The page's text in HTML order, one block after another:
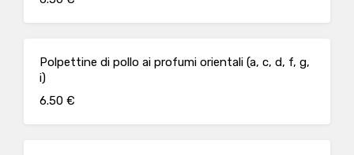
Polpettine di pollo ai profumi orientali (a, c, d, f, g,
i)
6.50 €